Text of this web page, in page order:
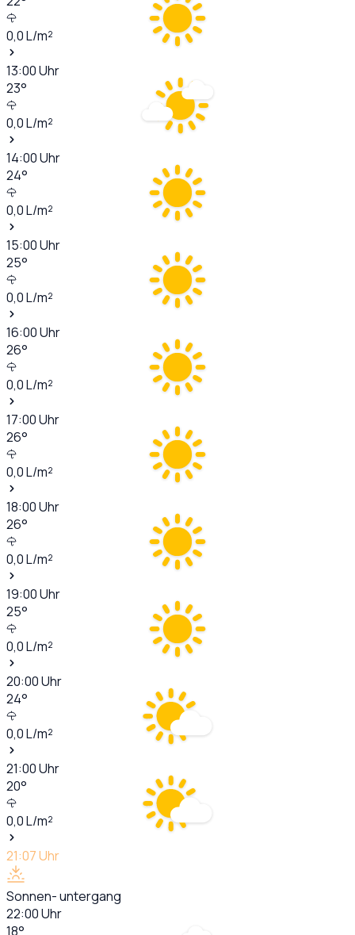
0,0L/m²
13:00Uhr
23°
0,0L/m²
14:00Uhr
24°
0,0L/m²
15:00Uhr
25°
0,0L/m²
16:00Uhr
26°
0,0L/m²
17:00Uhr
26°
0,0L/m²
18:00Uhr
26°
0,0L/m²
19:00Uhr
25°
0,0L/m²
20:00Uhr
24°
0,0L/m²
21:00Uhr
20°
0,0L/m²
21:07Uhr
Sonnen- untergang
22:00Uhr
18°